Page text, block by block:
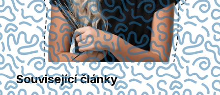
Související články